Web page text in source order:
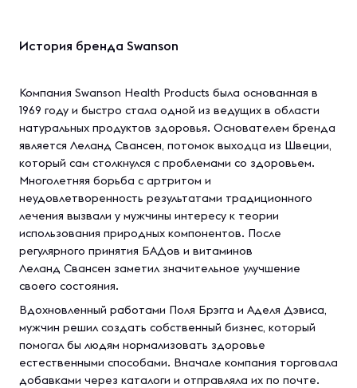
История бренда Swanson
Компания Swanson Health Products была основанная в
1969 году и быстро стала одной из ведущих в области
натуральных продуктов здоровья. Основателем бренда
является Леланд Свансен, потомок выходца из Швеции,
который сам столкнулся с проблемами со здоровьем.
Многолетняя борьба с артритом и
неудовлетворенность результатами традиционного
лечения вызвали у мужчины интересу к теории
использования природных компонентов. После
регулярного принятия БАДов и витаминов
Леланд Свансен заметил значительное улучшение
своего состояния.
Вдохновленный работами Поля Брэгга и Аделя Дэвиса,
мужчин решил создать собственный бизнес, который
помогал бы людям нормализовать здоровье
естественными способами. Вначале компания торговала
добавками через каталоги и отправляла их по почте.